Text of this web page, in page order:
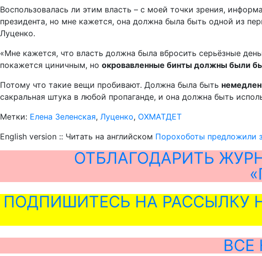
Воспользовалась ли этим власть – с моей точки зрения,
президента, но мне кажется, она должна была быть одной из
Луценко.
«Мне кажется, что власть должна была вбросить серьёзные
покажется циничным, но окровавленные бинты должны были
Потому что такие вещи пробивают. Должна была быть
сакральная штука в любой пропаганде, и она должна быть
Метки: Елена Зеленская, Луценко, ОХМАТДЕТ
English version :: Читать на английском Порохоботы предложили
ОТБЛАГОДАРИТЬ
ПОДПИШИТЕСЬ НА РАССЫЛКУ
ВСЕ